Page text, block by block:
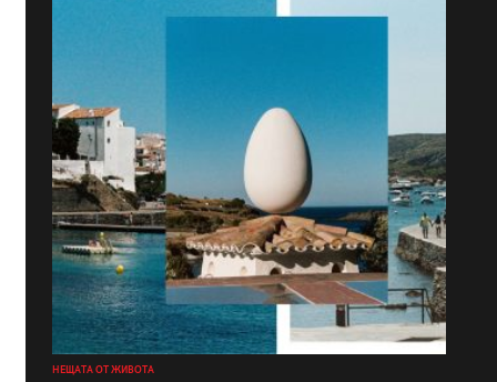
НЕЩАТА ОТ ЖИВОТА